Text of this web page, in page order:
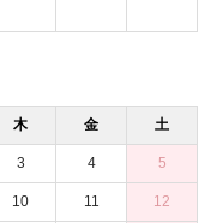
木 金 土
3 4 5
10 11 12